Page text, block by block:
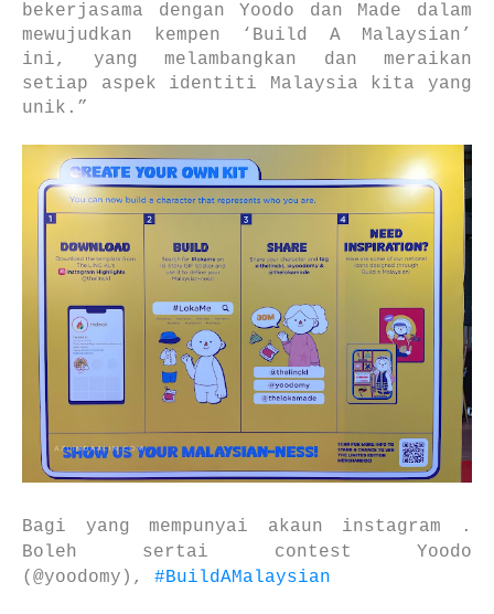
bekerjasama dengan Yoodo dan Made dalam
mewujudkan kempen ‘Build A Malaysian’
ini, yang melambangkan dan meraikan
setiap aspek identiti Malaysia kita yang
unik.”
Bagi yang mempunyai akaun instagram .
Boleh sertai contest Yoodo
(@yoodomy), #BuildAMalaysian